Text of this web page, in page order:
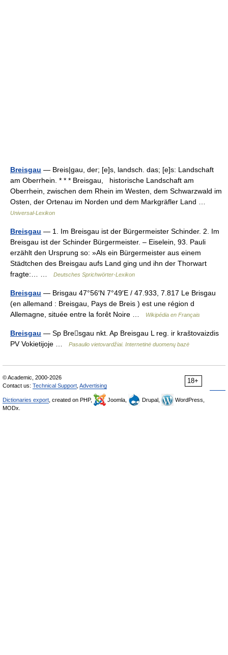
Breisgau — Breis|gau, der; [e]s, landsch. das; [e]s: Landschaft
am Oberrhein. * * * Breisgau, historische Landschaft am
Oberrhein, zwischen dem Rhein im Westen, dem Schwarzwald im
Osten, der Ortenau im Norden und dem Markgräfler Land …
Universal-Lexikon
Breisgau — 1. Im Breisgau ist der Bürgermeister Schinder. 2. Im
Breisgau ist der Schinder Bürgermeister. – Eiselein, 93. Pauli
erzählt den Ursprung so: »Als ein Bürgermeister aus einem
Städtchen des Breisgau aufs Land ging und ihn der Thorwart
fragte:… …
Deutsches Sprichwörter-Lexikon
Breisgau — Brisgau 47°56′N 7°49′E / 47.933, 7.817 Le Brisgau
(en allemand : Breisgau, Pays de Breis ) est une région d
Allemagne, située entre la forêt Noire …
Wikipédia en Français
Breisgau — Sp Bresgau nkt. Ap Breisgau L reg. ir kraštovaizdis
PV Vokietijoje …
Pasaulio vietovardžiai. Internetinė duomenų bazė
18+
© Academic, 2000-2026
Contact us: Technical Support Advertising
Dictionaries export , created on PHP, Joomla, Drupal,
WordPress,
MODx.